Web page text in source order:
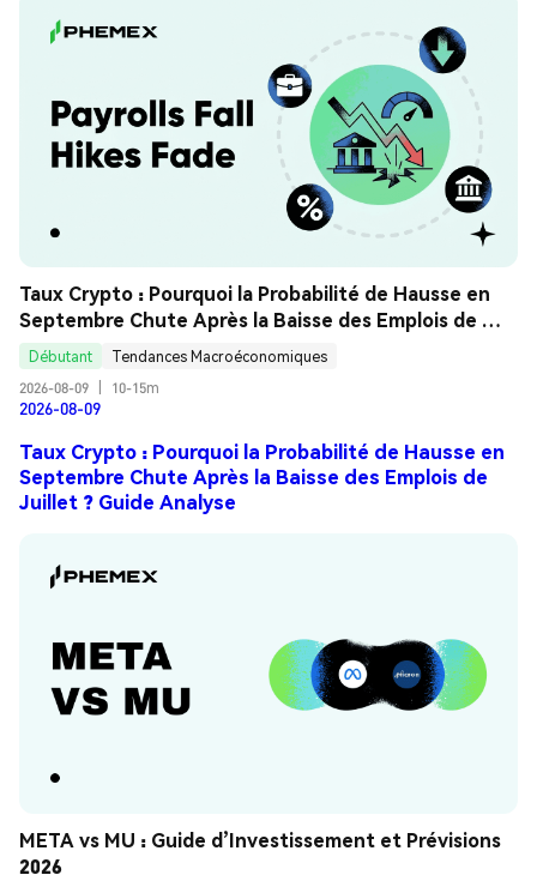
Taux Crypto : Pourquoi la Probabilité de Hausse en
Septembre Chute Après la Baisse des Emplois de
Juillet ? Guide Analyse
Débutant
Tendances Macroéconomiques
2026-08-09
10-15m
2026-08-09
Taux Crypto : Pourquoi la Probabilité de Hausse en
Septembre Chute Après la Baisse des Emplois de
Juillet ? Guide Analyse
META vs MU : Guide d’Investissement et Prévisions
2026